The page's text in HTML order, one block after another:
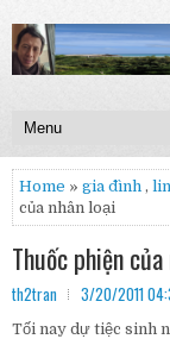
Home » gia đình ,
của nhân loại
Thuốc phiện
th2tran 3/20/2011
Tối nay dự tiệc sinh